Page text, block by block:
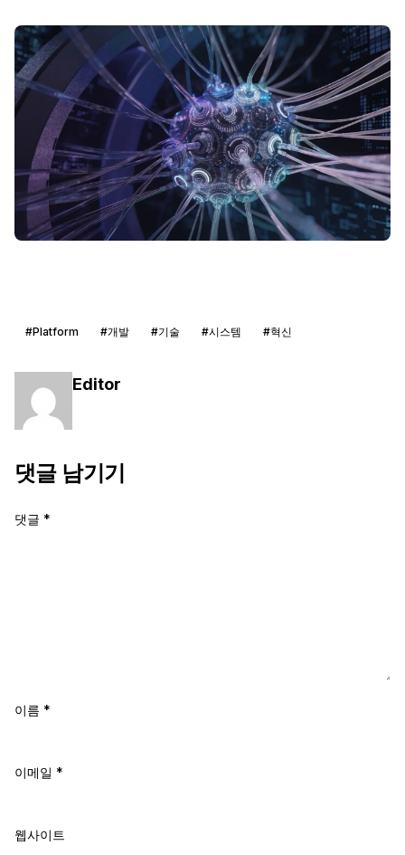
#Platform #개발 #기술 #시스템 #혁신
Editor
댓글 남기기
댓글 *
이름 *
이메일 *
웹사이트